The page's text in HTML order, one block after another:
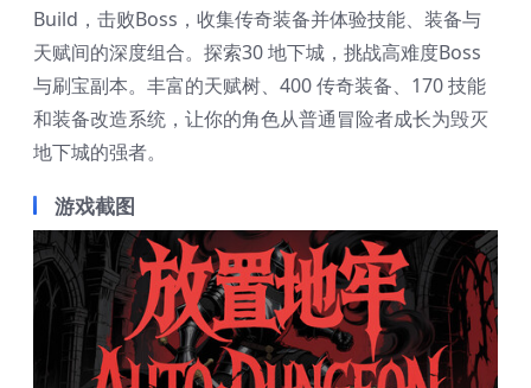
Build，击败Boss，收集传奇装备并体验技能、装备与
天赋间的深度组合。探索30 地下城，挑战高难度Boss
与刷宝副本。丰富的天赋树、400 传奇装备、170 技能
和装备改造系统，让你的角色从普通冒险者成长为毁灭
地下城的强者。
游戏截图